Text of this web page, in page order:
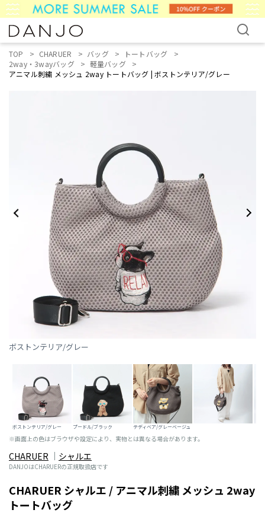
TOP CHARUER バッグ
トートバッグ
2way・3wayバッグ
軽量バッグ
アニマル刺繍 メッシュ 2way トートバッグ | ボストンテリア/グレー
ボストンテリア/グレー
ボストンテリア/グレー プードル/ブラック テディベア/グレーベージュ
※画面上の色はブラウザや設定により、実物とは異なる場合があります。
CHARUER シャルエ
DANJOはCHARUERの正規取扱店です
CHARUER シャルエ / アニマル刺繍 メッシュ 2way
トートバッグ